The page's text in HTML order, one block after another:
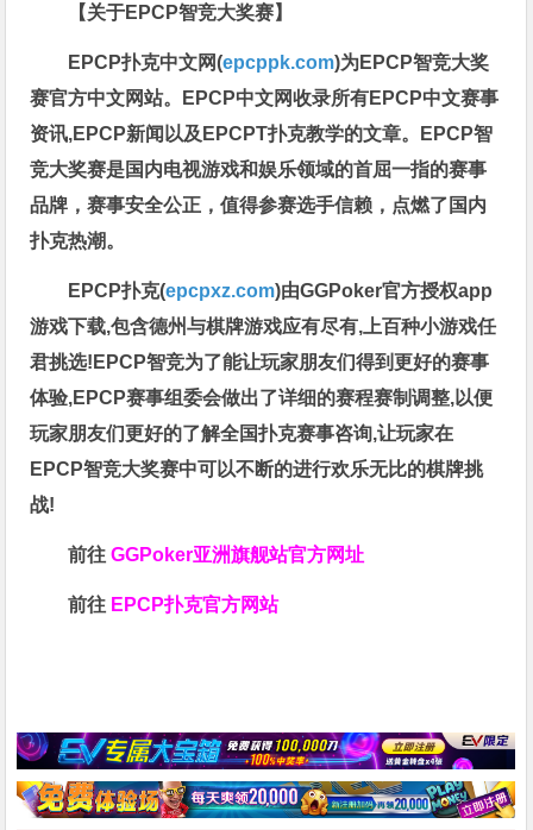
【关于EPCP智竞大奖赛】
EPCP扑克中文网(epcppk.com)为EPCP智竞大奖
赛官方中文网站。EPCP中文网收录所有EPCP中文赛事
资讯,EPCP新闻以及EPCPT扑克教学的文章。EPCP智
竞大奖赛是国内电视游戏和娱乐领域的首屈一指的赛事
品牌，赛事安全公正，值得参赛选手信赖，点燃了国内
扑克热潮。
EPCP扑克(epcpxz.com)由GGPoker官方授权app
游戏下载,包含德州与棋牌游戏应有尽有,上百种小游戏任
君挑选!EPCP智竞为了能让玩家朋友们得到更好的赛事
体验,EPCP赛事组委会做出了详细的赛程赛制调整,以便
玩家朋友们更好的了解全国扑克赛事咨询,让玩家在
EPCP智竞大奖赛中可以不断的进行欢乐无比的棋牌挑
战!
前往GGPoker亚洲旗舰站官方网址
前往 EPCP扑克官方网站